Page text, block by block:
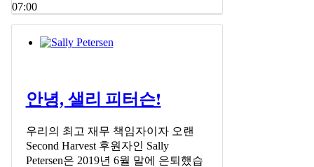
07:00
안녕, 샐리 피터슨!
우리의 최고 재무 책임자이자 오랜
Second Harvest 후원자인 Sally
Petersen은 2019년 6월 말에 은퇴했습